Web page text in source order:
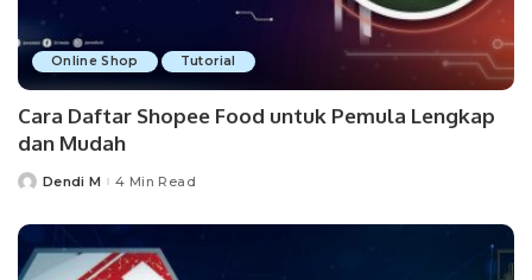
Online Shop Tutorial
Cara Daftar Shopee Food untuk Pemula Lengkap
dan Mudah
PostedDendi M 4 Min Read